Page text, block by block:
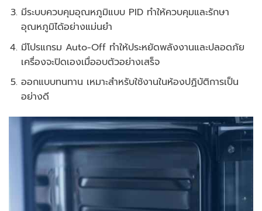
มีระบบควบคุมอุณหภูมิแบบ PID ทำให้ควบคุมและรักษา
อุณหภูมิได้อย่างแม่นยำ
มีโปรแกรม Auto-Off ทำให้ประหยัดพลังงานและปลอดภัย
เครื่องจะปิดเองเมื่ออบตัวอย่างเสร็จ
ออกแบบทนทาน เหมาะสำหรับใช้งานในห้องปฏิบัติการเป็น
อย่างดี